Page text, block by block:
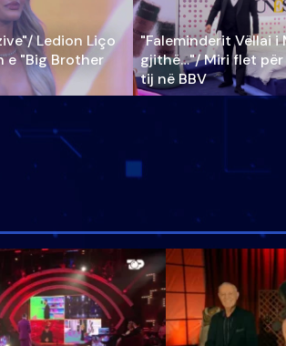
Ledion Liço
e "Big Brother
"Faleminderit Vëllai i
gjithë…"/ Miri flet
tij në BBV